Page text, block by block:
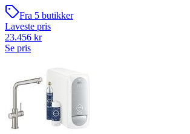
Fra 5 butikker
Laveste pris
23.456 kr
Se pris